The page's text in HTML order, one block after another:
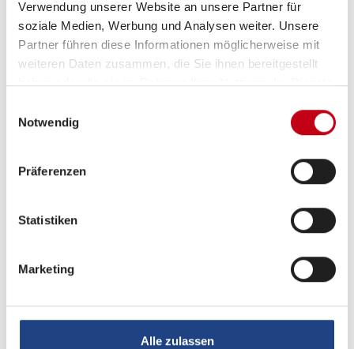
Verwendung unserer Website an unsere Partner für
soziale Medien, Werbung und Analysen weiter. Unsere
Partner führen diese Informationen möglicherweise mit
weiteren Daten zusammen, die Sie ihnen bereitgestellt
haben oder die sie im Rahmen Ihrer Nutzung der Dienste
Notwendig
Präferenzen
Statistiken
Marketing
Alle zulassen
Fahrgestell
Lederlenkrad
Heizung / Klima